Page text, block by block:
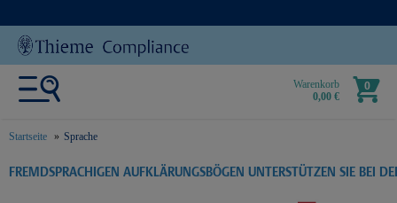
Warenkorb
0,00 €
0
Startseite Sprache
text.skipToContent
text.skipToNavigation
FREMDSPRACHIGEN AUFKLÄRUNGSBÖGEN UNTERSTÜTZEN SIE BEI